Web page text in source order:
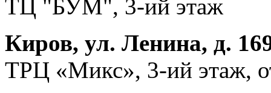
ТЦ "БУМ", 3-ий этаж
Киров, ул. Ленина, д.
ТРЦ «Микс», 3-ий этаж,